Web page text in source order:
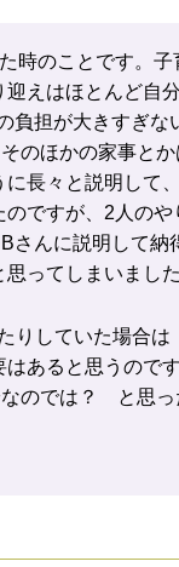
時のことです。
えはほとんど自
負担が大きすぎ
のほかの家事と
長々と説明して
ですが、2人の
さんに説明して納
ってしまいました
りしていた場合は
あると思うので
のでは？ と思っ